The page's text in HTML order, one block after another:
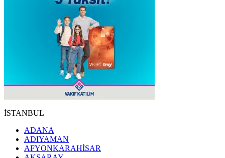
İSTANBUL
ADANA
ADIYAMAN
AFYONKARAHİSAR